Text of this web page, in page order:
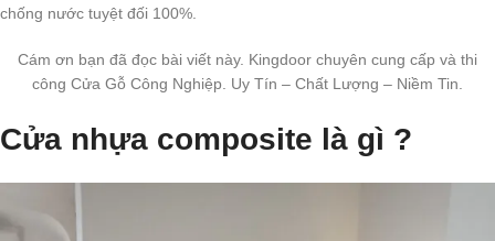
chống nước tuyệt đối 100%.
Cám ơn bạn đã đọc bài viết này. Kingdoor chuyên cung cấp và thi
công Cửa Gỗ Công Nghiệp. Uy Tín – Chất Lượng – Niềm Tin.
Cửa nhựa composite là gì ?